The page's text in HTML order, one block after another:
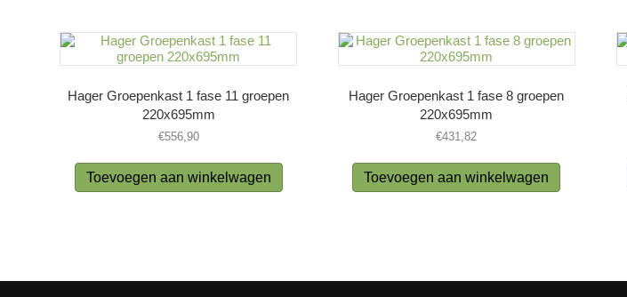
Hager Groepenkast 1 fase 11 groepen
220x695mm
€556,90
Toevoegen aan winkelwagen
Hager Groepenkast 1 fase 8 groepen
220x695mm
€431,82
Toevoegen aan winkelwagen